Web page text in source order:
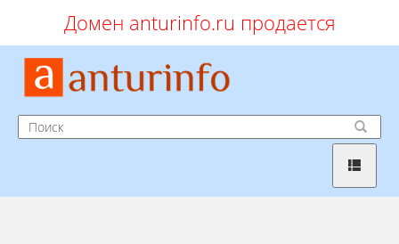
Домен anturinfo.ru продается